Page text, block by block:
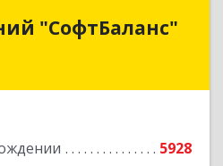
"СофтБаланс"
5928
"СофтБаланс"
г, Заневский пр-кт,